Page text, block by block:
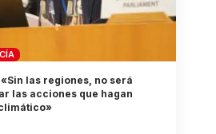
las regiones, no será
las acciones que hagan